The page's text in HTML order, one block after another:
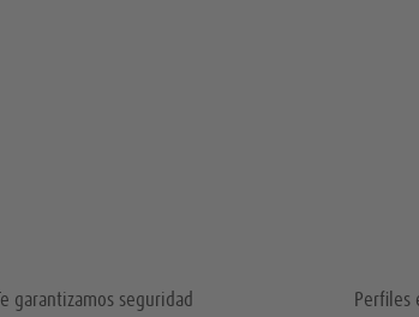
Te garantizamos seguridad Perfiles